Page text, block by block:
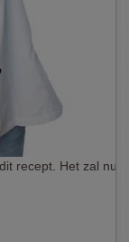
recept. Het zal nu